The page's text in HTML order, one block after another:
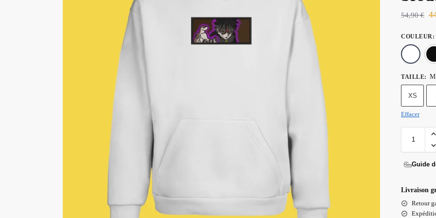
54,90€
COULEUR :
TAILLE: M
XS
Effacer
Guide
Livraison
Retour